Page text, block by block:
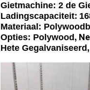
Gietmachine: 2 de
Ladingscapaciteit:
Materiaal:
Opties: Polywood,
Hete